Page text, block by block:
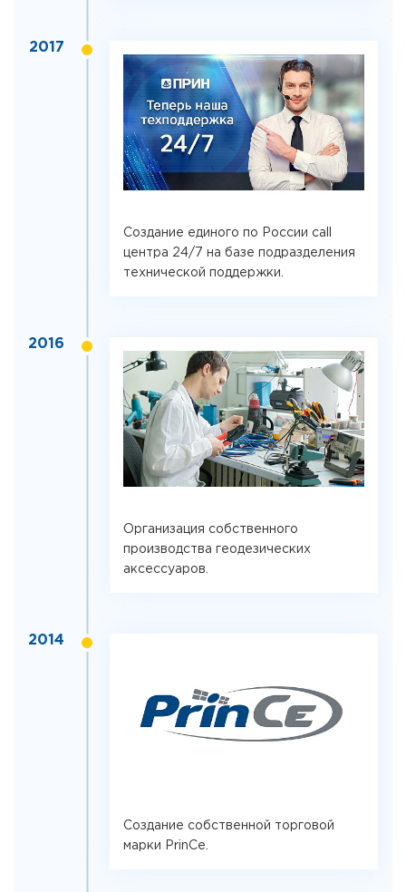
Создание единого по России call
центра 24/7 на базе подразделения
технической поддержки.
2017
Организация собственного
производства геодезических
аксессуаров.
2016
Создание собственной торговой
марки PrinCe.
2014